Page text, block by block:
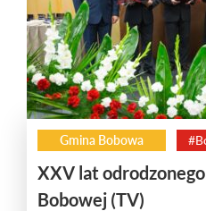
Gmina Bobowa
XXV lat
Bobowej (TV)